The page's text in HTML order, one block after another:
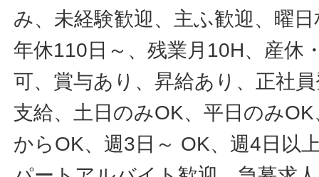
み、未経験歓迎、主ふ歓迎、曜
年休110日～、残業月10H、産休
可、賞与あり、昇給あり、正社
支給、土日のみOK、平日のみ
からOK、週3日～ OK、週4日以